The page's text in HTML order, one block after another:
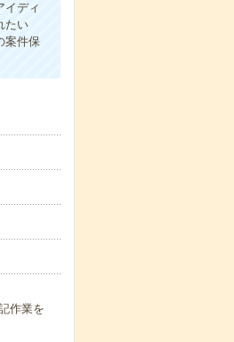
イディ
たい
案件保
作業を